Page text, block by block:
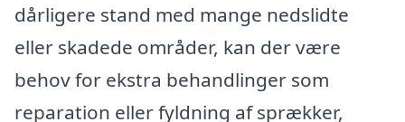
dårligere stand med mange nedslidte
eller skadede områder, kan der være
behov for ekstra behandlinger som
reparation eller fyldning af sprækker,